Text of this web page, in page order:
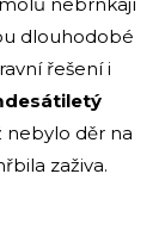
dlouhodobé
řešení i
nebylo děr na
zaživa.